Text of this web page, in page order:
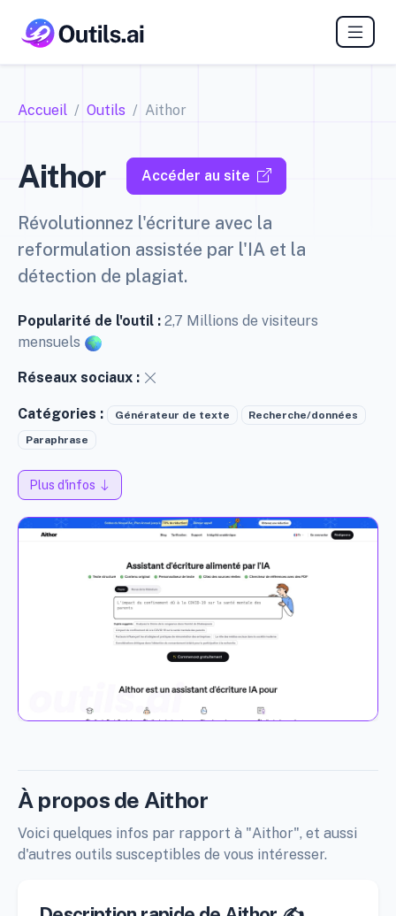
Accueil Outils Aithor
Aithor Accéder au site
Révolutionnez l'écriture avec la
reformulation assistée par l'IA et la
détection de plagiat.
Popularité de l'outil : 2,7 Millions de visiteurs
mensuels
Réseaux sociaux :
Catégories : Générateur de texte Recherche/données
Paraphrase
Plus d'infos
À propos de Aithor
Voici quelques infos par rapport à "Aithor", et aussi
d'autres outils susceptibles de vous intéresser.